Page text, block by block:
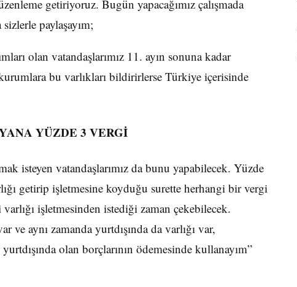
getiriyoruz. Bugün yapacağımız çalışmada
paylaşayım;
olan vatandaşlarımız 11. ayın sonuna kadar
bu varlıkları bildirirlerse Türkiye içerisinde
YÜZDE 3 VERGİ
isteyen vatandaşlarımız da bunu yapabilecek. Yüzde
getirip işletmesine koyduğu surette herhangi bir vergi
işletmesinden istediği zaman çekebilecek.
ve aynı zamanda yurtdışında da varlığı var,
olan borçlarının ödemesinde kullanayım”